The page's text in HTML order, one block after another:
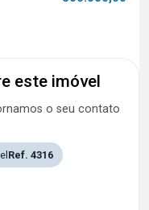
este imóvel
o seu contato
Ref. 4316